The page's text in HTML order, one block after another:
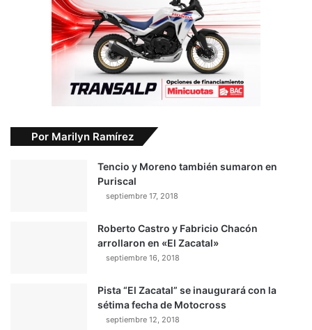
Por Marilyn Ramírez
Tencio y Moreno también sumaron en
Puriscal
septiembre 17, 2018
Roberto Castro y Fabricio Chacón
arrollaron en «El Zacatal»
septiembre 16, 2018
Pista “El Zacatal” se inaugurará con la
sétima fecha de Motocross
septiembre 12, 2018